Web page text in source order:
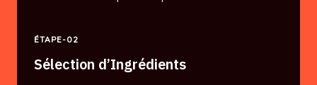
ÉTAPE-02
Sélection d’Ingrédients